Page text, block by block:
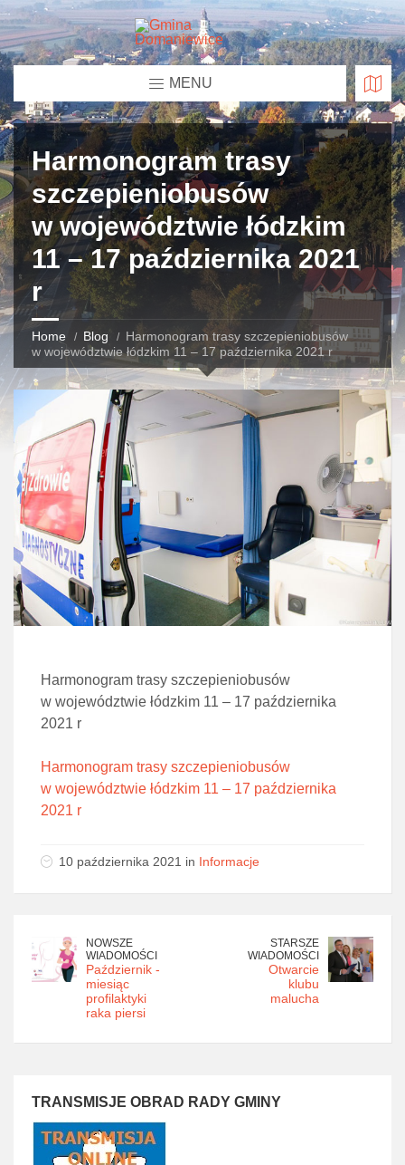
MENU
Harmonogram trasy
szczepieniobusów
w województwie łódzkim
11 – 17 października 2021
r
Home Blog
Harmonogram trasy szczepieniobusów
w województwie łódzkim 11 – 17 października 2021 r
Harmonogram trasy szczepieniobusów
w województwie łódzkim 11 – 17 października
2021 r
Harmonogram trasy szczepieniobusów
w województwie łódzkim 11 – 17 października
2021 r
10 października 2021 in Informacje
NOWSZE
WIADOMOŚCI
Październik -
miesiąc
profilaktyki
raka piersi
STARSZE
WIADOMOŚCI
Otwarcie
klubu
malucha
TRANSMISJE OBRAD RADY GMINY